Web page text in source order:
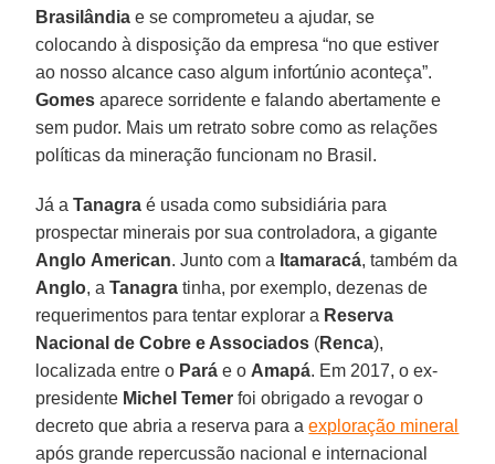
Brasilândia e se comprometeu a ajudar, se
colocando à disposição da empresa “no que estiver
ao nosso alcance caso algum infortúnio aconteça”.
Gomes aparece sorridente e falando abertamente e
sem pudor. Mais um retrato sobre como as relações
políticas da mineração funcionam no Brasil.
Já aTanagra é usada como subsidiária para
prospectar minerais por sua controladora, a gigante
Anglo American. Junto com a Itamaracá, também da
Anglo, aTanagra tinha, por exemplo, dezenas de
requerimentos para tentar explorar a Reserva
Nacional de Cobre e Associados (Renca),
localizada entre o Pará e o Amapá. Em 2017, o ex-
presidente Michel Temer foi obrigado a revogar o
decreto que abria a reserva para aexploração mineral
após grande repercussão nacional e internacional